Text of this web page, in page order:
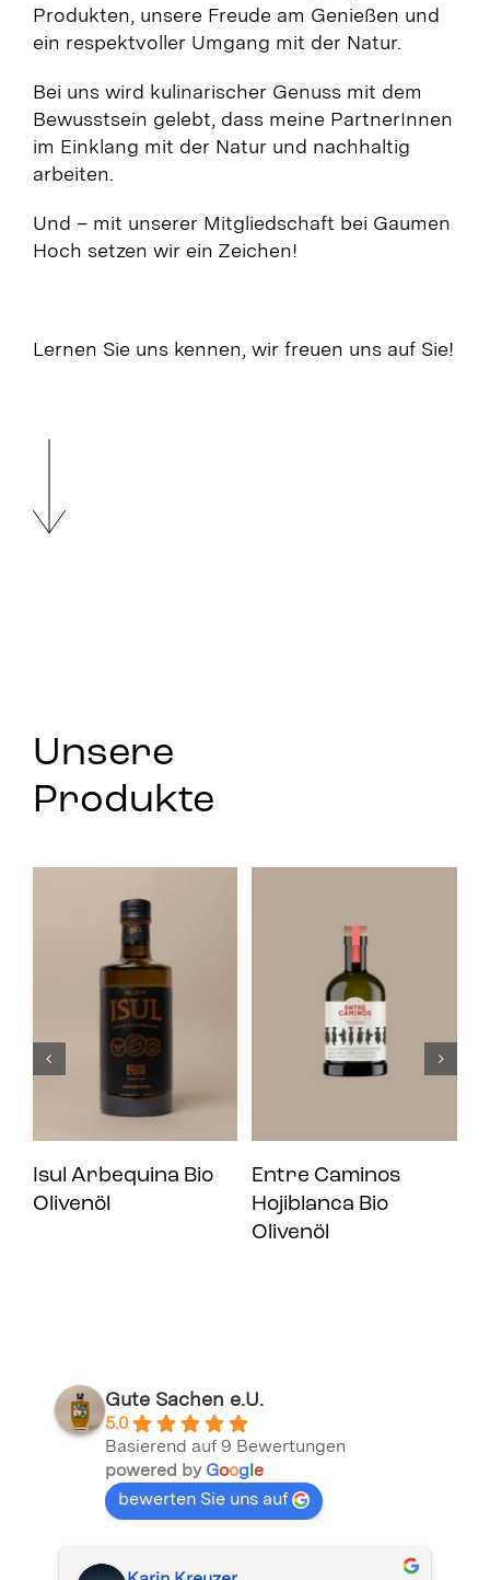
Produkten, unsere Freude am Genießen und
ein respektvoller Umgang mit der Natur.
Bei uns wird kulinarischer Genuss mit dem
Bewusstsein gelebt, dass meine PartnerInnen
im Einklang mit der Natur und nachhaltig
arbeiten.
Und – mit unserer Mitgliedschaft bei Gaumen
Hoch setzen wir ein Zeichen!
Lernen Sie uns kennen, wir freuen uns auf Sie!
Unsere
Produkte
Isul Arbequina Bio
Olivenöl
Entre Caminos
Hojiblanca Bio
Olivenöl
Gute Sachen e.U.
5.0
Basierend auf 9 Bewertungen
powered by Google
bewerten Sie uns auf